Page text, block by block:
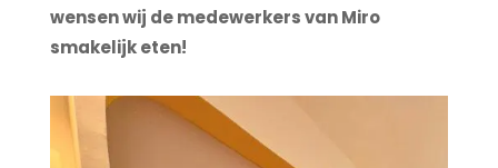
wensen wij de medewerkers van Miro
smakelijk eten!